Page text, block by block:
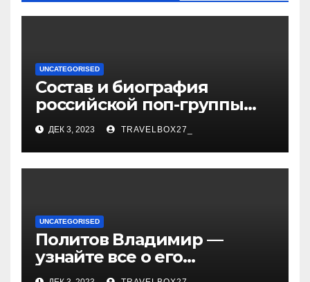
UNCATEGORISED
Состав и биография
российской поп-группы
«Иванушки интернешнл»
— история успеха, музыка
и судьбы участников
ДЕК 3, 2023 TRAVELBOX27_
UNCATEGORISED
Политов Владимир —
узнайте все о его
биографии, возрасте и